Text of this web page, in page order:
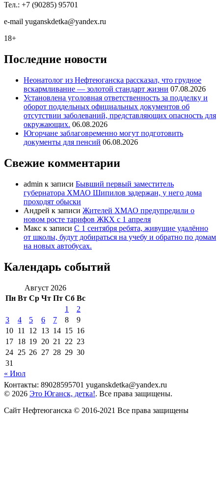
Тел.: +7 (90285) 95701
e-mail yuganskdetka@yandex.ru
18+
Последние новости
Неонатолог из Нефтеюганска рассказал, что грудное
вскармливание — золотой стандарт жизни 07.08.2026
Установлена уголовная ответственность за подделку и
оборот поддельных официальных документов об
отсутствии заболеваний, представляющих опасность для
окружающих. 06.08.2026
Югорчане заблаговременно могут подготовить
документы для пенсий 06.08.2026
Свежие комментарии
admin к записи Бывший первый заместитель
губернатора ХМАО Шипилов задержан, у него дома
проходят обыски
Андрей к записи Жителей ХМАО предупредили о
новом росте тарифов ЖКХ с 1 апреля
Макс к записи С 1 сентября ребята, живущие удалённо
от школы, будут добираться на учебу и обратно по домам
на новых автобусах.
Календарь событий
Август 2026
Пн Вт Ср Чт Пт Сб Вс
1
2
3
4 5 6 7 8
9
10 11 12 13 14 15 16
17 18 19 20 21 22 23
24 25 26 27 28 29 30
31
« Июл
Контакты: 89028595701 yuganskdetka@yandex.ru
© 2026 Это Юганск, детка!. Все права защищены.
Сайт Нефтеюганска © 2016-2021 Все права защищены